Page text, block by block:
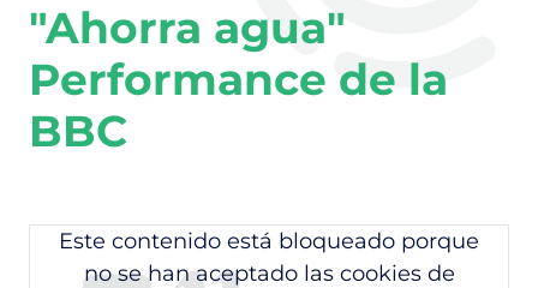
"Ahorra agua"
Performance de la
BBC
Este contenido está bloqueado porque
no se han aceptado las cookies de